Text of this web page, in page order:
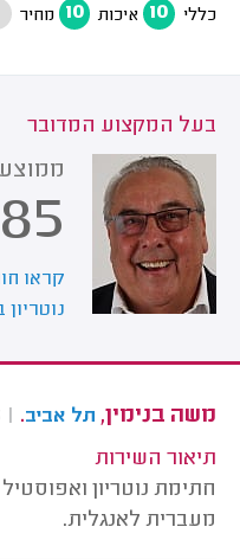
כללי 10 איכות 10 מחיר
בעל המקצוע המדובר
קראו
משה בנימין, תל אביב.
|
תיאור השירות
חתימת נוטריון
מעברית לאנגלית.